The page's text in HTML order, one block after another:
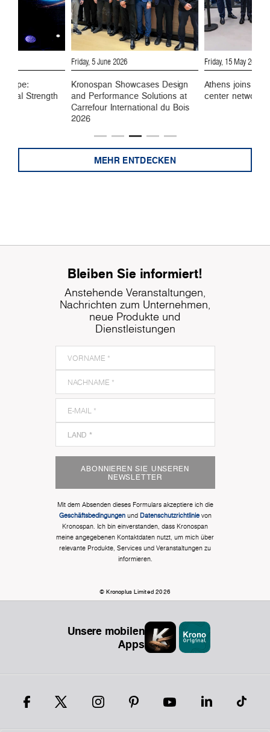
Design
Solutions at
Friday, 15 May 2026
Athens joins Kronospan’s design
center network
Monday, 27 April 2026
Kronospan
center in Milan,
MEHR ENTDECKEN
Bleiben Sie informiert!
Anstehende Veranstaltungen,
Nachrichten zum Unternehmen,
neue Produkte und
Dienstleistungen
ABONNIEREN SIE UNSEREN
NEWSLETTER
Mit dem Absenden dieses Formulars akzeptiere ich die
Geschäftsbedingungenund Datenschutzrichtlinievon
Kronospan. Ich bin einverstanden, dass Kronospan
meine angegebenen Kontaktdaten nutzt, um mich über
relevante Produkte, Services und Veranstaltungen zu
informieren.
© Kronoplus Limited 2026
Unsere mobilen
Apps